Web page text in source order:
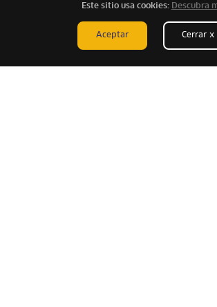
destino, tanto desde el mar como en
Este sitio usa cookies: Descubra
Aceptar Cerrar x